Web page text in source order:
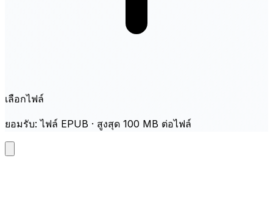
เลือกไฟล์
ยอมรับ: ไฟล์ EPUB · สูงสุด 100 MB ต่อไฟล์